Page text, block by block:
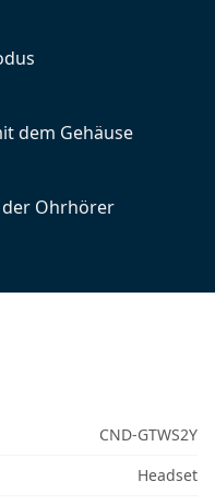
dem Gehäuse
der Ohrhörer
CND-GTWS2Y
Headset